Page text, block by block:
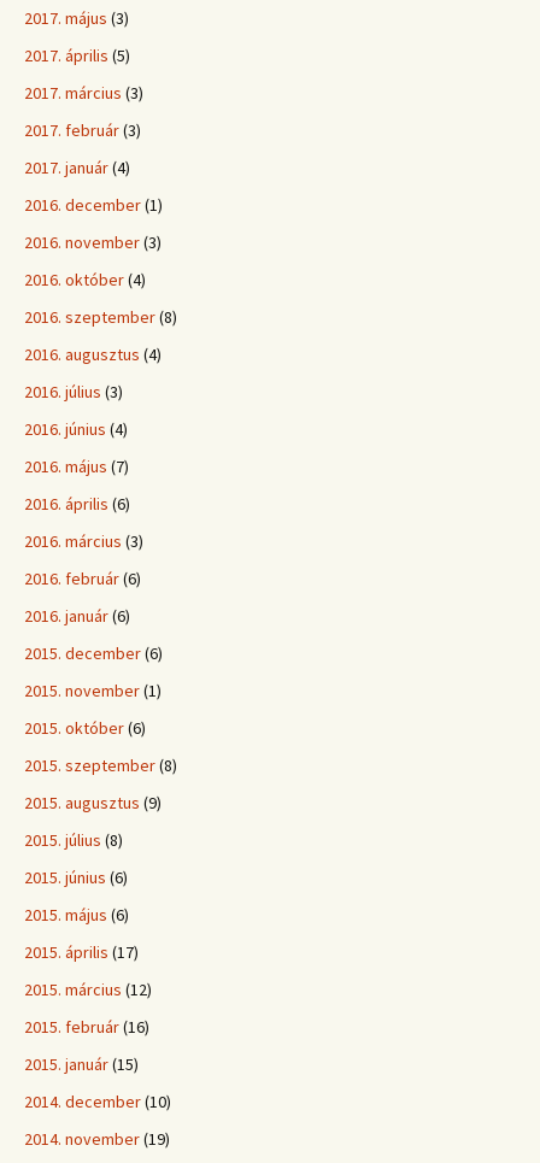
2017. május (3)
2017. április (5)
2017. március (3)
2017. február(3)
2017. január(4)
2016. december(1)
2016. november(3)
2016. október(4)
2016. szeptember(8)
2016. augusztus (4)
2016. július (3)
2016. június (4)
2016. május (7)
2016. április (6)
2016. március (3)
2016. február(6)
2016. január(6)
2015. december(6)
2015. november(1)
2015. október(6)
2015. szeptember(8)
2015. augusztus (9)
2015. július (8)
2015. június (6)
2015. május (6)
2015. április (17)
2015. március (12)
2015. február(16)
2015. január(15)
2014. december(10)
2014. november(19)